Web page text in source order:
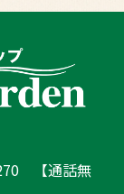
【通話無